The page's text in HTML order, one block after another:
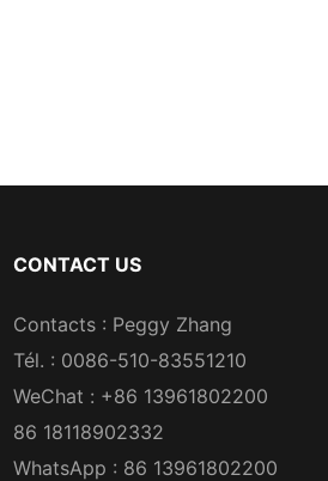
CONTACT US
Contacts : Peggy Zhang
Tél. : 0086-510-83551210
WeChat : +86 13961802200
86 18118902332
WhatsApp : 86 13961802200